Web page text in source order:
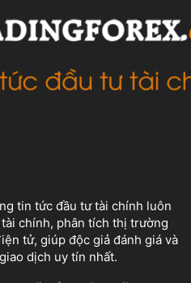
tin tức đầu tư tài chính luôn
chính, phân tích thị trường
tử, giúp độc giả đánh giá và
dịch uy tín nhất.